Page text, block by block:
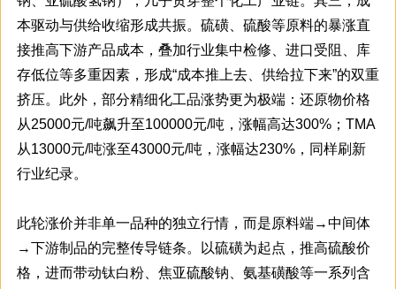
本驱动与供给收缩形成共振。硫磺、硫酸等原料的暴涨直
接推高下游产品成本，叠加行业集中检修、进口受阻、库
存低位等多重因素，形成“成本推上去、供给拉下来”的双重
挤压。此外，部分精细化工品涨势更为极端：还原物价格
从25000元/吨飙升至100000元/吨，涨幅高达300%；TMA
从13000元/吨涨至43000元/吨，涨幅达230%，同样刷新
行业纪录。
此轮涨价并非单一品种的独立行情，而是原料端→中间体
→下游制品的完整传导链条。以硫磺为起点，推高硫酸价
格，进而带动钛白粉、焦亚硫酸钠、氨基磺酸等一系列含